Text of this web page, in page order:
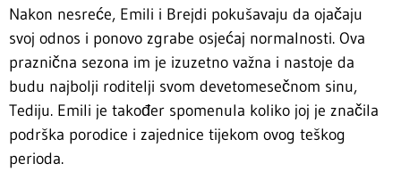
Nakon nesreće, Emili i Brejdi pokušavaju da ojačaju
svoj odnos i ponovo zgrabe osjećaj normalnosti. Ova
praznična sezona im je izuzetno važna i nastoje da
budu najbolji roditelji svom devetomesečnom sinu,
Tediju. Emili je također spomenula koliko joj je značila
podrška porodice i zajednice tijekom ovog teškog
perioda.